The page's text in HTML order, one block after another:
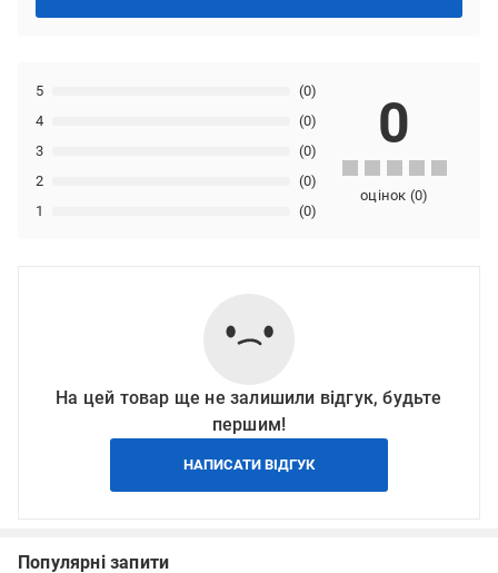
1 (0)
2 (0)
3 (0)
4 (0)
5 (0)
0
оцінок (0)
На цей товар ще не залишили відгук, будьте
першим!
НАПИСАТИ ВІДГУК
Популярні запити